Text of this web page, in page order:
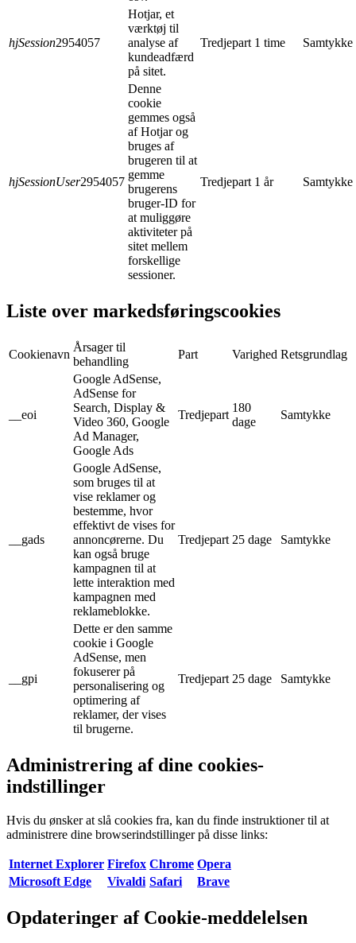
hjSession2954057
Hotjar, et
værktøj til
analyse af
kundeadfærd
på sitet.
Tredjepart 1 time Samtykke
hjSessionUser2954057
Denne
cookie
gemmes også
af Hotjar og
bruges af
brugeren til at
gemme
brugerens
bruger-ID for
at muliggøre
aktiviteter på
sitet mellem
forskellige
sessioner.
Tredjepart 1 år Samtykke
Liste over markedsføringscookies
Cookienavn
Årsager til
behandling
Part Varighed Retsgrundlag
__eoi
Google AdSense,
AdSense for
Search, Display &
Video 360, Google
Ad Manager,
Google Ads
Tredjepart
180
dage
Samtykke
__gads
Google AdSense,
som bruges til at
vise reklamer og
bestemme, hvor
effektivt de vises for
annoncørerne. Du
kan også bruge
kampagnen til at
lette interaktion med
kampagnen med
reklameblokke.
Tredjepart 25 dage Samtykke
__gpi
Dette er den samme
cookie i Google
AdSense, men
fokuserer på
personalisering og
optimering af
reklamer, der vises
til brugerne.
Tredjepart 25 dage Samtykke
Administrering af dine cookies-
indstillinger
Hvis du ønsker at slå cookies fra, kan du finde instruktioner til at
administrere dine browserindstillinger på disse links:
Internet Explorer Firefox Chrome Opera
Microsoft Edge
Vivaldi Safari Brave
Opdateringer af Cookie-meddelelsen